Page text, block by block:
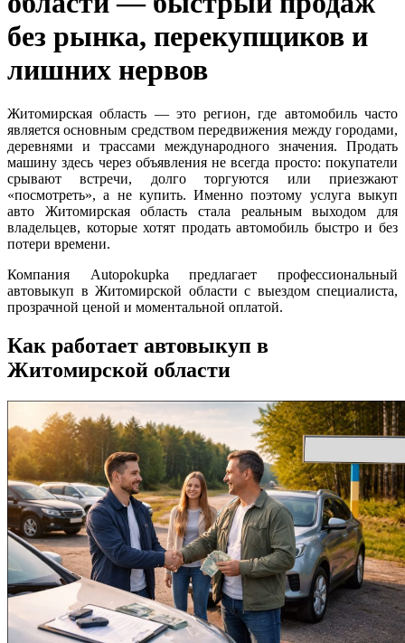
без рынка, перекупщиков и
лишних нервов
Житомирская область — это регион, где автомобиль часто
является основным средством передвижения между городами,
деревнями и трассами международного значения. Продать
машину здесь через объявления не всегда просто: покупатели
срывают встречи, долго торгуются или приезжают
«посмотреть», а не купить. Именно поэтому услуга выкуп
авто Житомирская область стала реальным выходом для
владельцев, которые хотят продать автомобиль быстро и без
потери времени.
Компания Autopokupka предлагает профессиональный
автовыкуп в Житомирской области с выездом специалиста,
прозрачной ценой и моментальной оплатой.
Как работает автовыкуп в
Житомирской области